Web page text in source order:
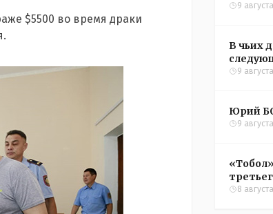
$5500 во время драки
9
В чьих
9
Юрий
9
8